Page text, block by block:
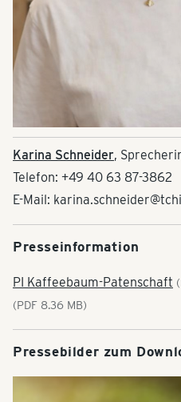
Karina Schneider,
Telefon: +49 40 63 87-3862
E-Mail:
Presseinformation
PI Kaffeebaum-Patenschaft
(PDF 8.36 MB)
Pressebilder zum